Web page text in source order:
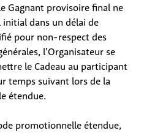
Gagnant provisoire final ne
dans un délai de
pour non-respect des
l’Organisateur se
le Cadeau au participant
temps suivant lors de la
étendue.
promotionnelle étendue,